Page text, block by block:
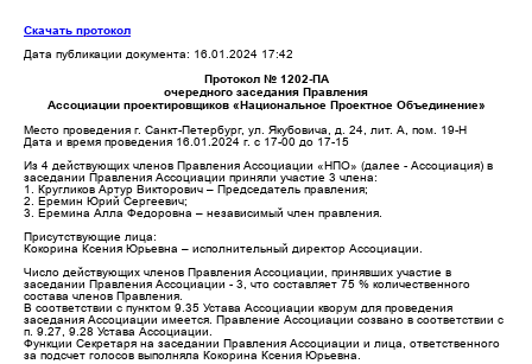
Скачать протокол
Дата публикации документа: 16.01.2024 17:42
Протокол № 1202-ПА
очередного заседания Правления
Ассоциации проектировщиков «Национальное Проектное Объединение»
Место проведения г. Санкт-Петербург, ул. Якубовича, д. 24, лит. А, пом. 19-Н
Дата и время проведения 16.01.2024 г. с 17-00 до 17-15
Из 4 действующих членов Правления Ассоциации «НПО» (далее - Ассоциация) в
заседании Правления Ассоциации приняли участие 3 члена:
1. Кругликов Артур Викторович – Председатель правления;
2. Еремин Юрий Сергеевич;
3. Еремина Алла Федоровна – независимый член правления.
Присутствующие лица:
Кокорина Ксения Юрьевна – исполнительный директор Ассоциации.
Число действующих членов Правления Ассоциации, принявших участие в
заседании Правления Ассоциации - 3, что составляет 75 % количественного
состава членов Правления.
В соответствии с пунктом 9.35 Устава Ассоциации кворум для проведения
заседания Ассоциации имеется. Правление Ассоциации созвано в соответствии с
п. 9.27, 9.28 Устава Ассоциации.
Функции Секретаря на заседании Правления Ассоциации и лица, ответственного
за подсчет голосов выполняла Кокорина Ксения Юрьевна.